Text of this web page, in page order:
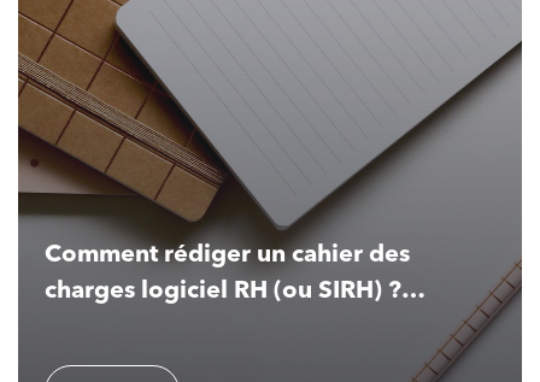
Comment rédiger un cahier des
charges logiciel RH (ou SIRH) ?